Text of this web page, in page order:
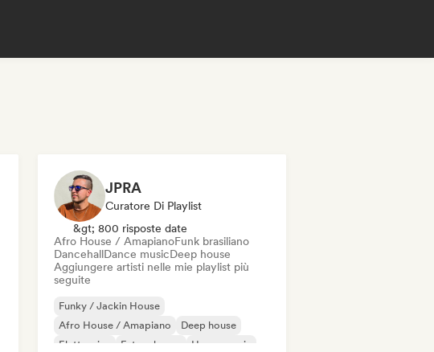
JPRA
Curatore Di Playlist
&gt; 800 risposte date
Afro House / AmapianoFunk brasiliano
DancehallDance musicDeep house
Aggiungere artisti nelle mie playlist più
seguite
Funky / Jackin House
Afro House / Amapiano
Deep house
Elettronica
Future house
House music